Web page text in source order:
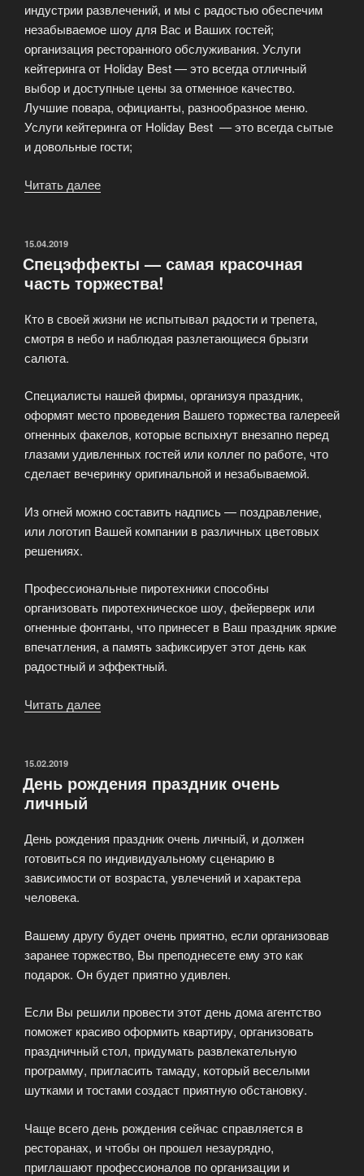
индустрии развлечений, и мы с радостью обеспечим
незабываемое шоу для Вас и Ваших гостей;
организация ресторанного обслуживания. Услуги
кейтеринга от Holiday Best — это всегда отличный
выбор и доступные цены за отменное качество.
Лучшие повара, официанты, разнообразное меню.
Услуги кейтеринга от Holiday Best — это всегда сытые
и довольные гости;
Читать далее
ОПУБЛИКОВАНО
15.04.2019
Спецэффекты — самая красочная
часть торжества!
Кто в своей жизни не испытывал радости и трепета,
смотря в небо и наблюдая разлетающиеся брызги
салюта.
Специалисты нашей фирмы, организуя праздник,
оформят место проведения Вашего торжества галереей
огненных факелов, которые вспыхнут внезапно перед
глазами удивленных гостей или коллег по работе, что
сделает вечеринку оригинальной и незабываемой.
Из огней можно составить надпись — поздравление,
или логотип Вашей компании в различных цветовых
решениях.
Профессиональные пиротехники способны
организовать пиротехническое шоу, фейерверк или
огненные фонтаны, что принесет в Ваш праздник яркие
впечатления, а память зафиксирует этот день как
радостный и эффектный.
Читать далее
часть
ОПУБЛИКОВАНО
15.02.2019
День рождения праздник очень
личный
День рождения праздник очень личный, и должен
готовиться по индивидуальному сценарию в
зависимости от возраста, увлечений и характера
человека.
Вашему другу будет очень приятно, если организовав
заранее торжество, Вы преподнесете ему это как
подарок. Он будет приятно удивлен.
Если Вы решили провести этот день дома агентство
поможет красиво оформить квартиру, организовать
праздничный стол, придумать развлекательную
программу, пригласить тамаду, который веселыми
шутками и тостами создаст приятную обстановку.
Чаще всего день рождения сейчас справляется в
ресторанах, и чтобы он прошел незаурядно,
приглашают профессионалов по организации и